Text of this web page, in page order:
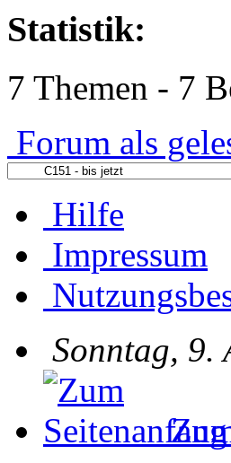
Statistik:
7 Themen - 7
Forum als
Hilfe
Impressum
Sonntag, 9.